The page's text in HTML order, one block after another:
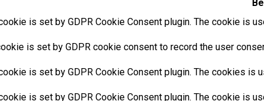
is set by GDPR Cookie Consent plugin. The cookie is
is set by GDPR cookie consent to record the user
is set by GDPR Cookie Consent plugin. The cookies
is set by GDPR Cookie Consent plugin. The cookie is